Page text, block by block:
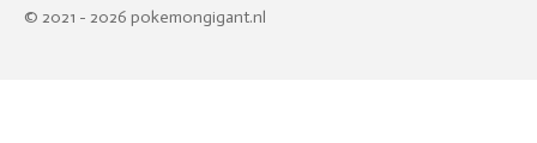
© 2021 - 2026 pokemongigant.nl